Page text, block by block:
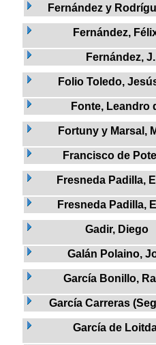
Fernández y
Fernández,
Fernández, J.
Folio Toledo,
Fonte, Leandro
Fortuny y Marsal,
Francisco de
Fresneda Padilla,
Fresneda Padilla,
Gadir, Diego
Galán Polaino,
García Bonillo,
García Carreras
García de